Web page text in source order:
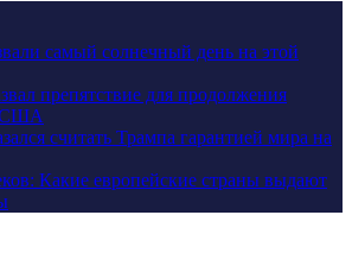
самый солнечный день на этой
препятствие для продолжения
США
считать Трампа гарантией мира на
Какие европейские страны выдают